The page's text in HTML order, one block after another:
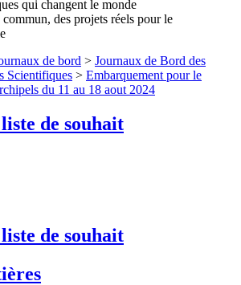
qui changent le monde
des projets réels pour le
de bord > Journaux de Bord des
Scientifiques > Embarquement pour le
du 11 au 18 aout 2024
de souhait
de souhait